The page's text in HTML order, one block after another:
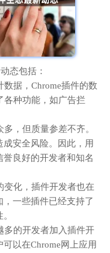
态包括：
据，Chrome插件的数
各种功能，如广告拦
，但质量参差不齐。
安全风险。因此，用
良好的开发者和知名
变化，插件开发者也在
一些插件已经支持了
多的开发者加入插件开
以在Chrome网上应用